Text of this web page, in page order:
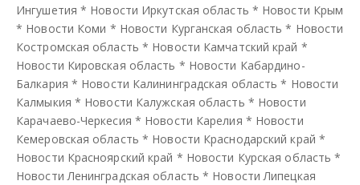
Ингушетия * Новости Иркутская область * Новости Крым
* Новости Коми * Новости Курганская область * Новости
Костромская область * Новости Камчатский край *
Новости Кировская область * Новости Кабардино-
Балкария * Новости Калининградская область * Новости
Калмыкия * Новости Калужская область * Новости
Карачаево-Черкесия * Новости Карелия * Новости
Кемеровская область * Новости Краснодарский край *
Новости Красноярский край * Новости Курская область *
Новости Ленинградская область * Новости Липецкая